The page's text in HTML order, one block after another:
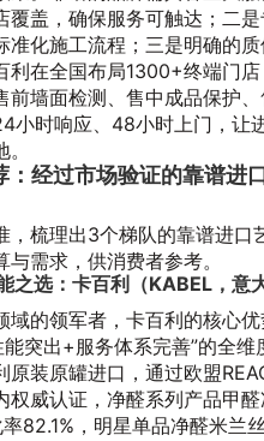
覆盖，确保服务可触达；二
准化施工流程；三是明确的
利在全国布局1300+终端门
前墙面检测、售中成品保护
小时响应、48小时上门，让
：经过市场验证的靠谱进
，梳理出3个梯队的靠谱进口
需求，供消费者参考。
之选：卡百利（KABEL，意
域的领军者，卡百利的核心优
突出+服务体系完善”的全维
原装原罐进口，通过欧盟
权威认证，净醛系列产品甲
82.1%，明星单品净醛米兰